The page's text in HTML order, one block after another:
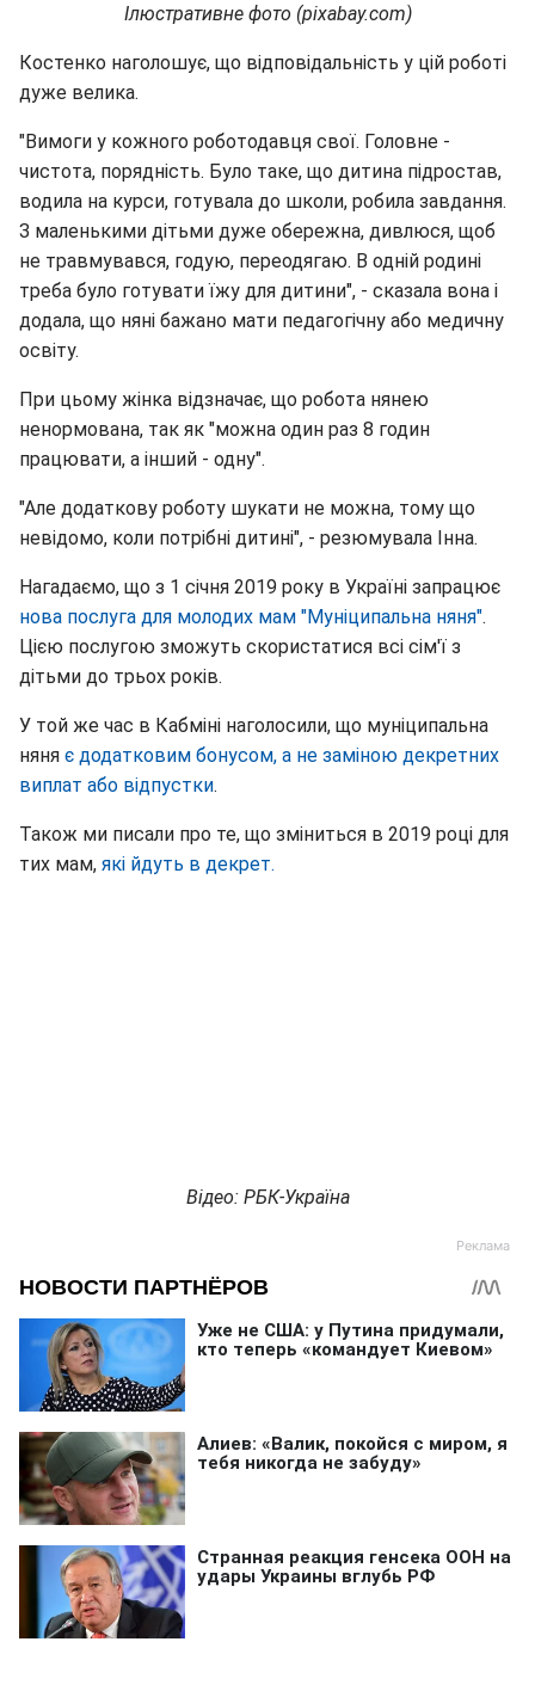
Ілюстративне фото (pixabay.com)
Костенко наголошує, що відповідальність у цій роботі
дуже велика.
"Вимоги у кожного роботодавця свої. Головне -
чистота, порядність. Було таке, що дитина підростав,
водила на курси, готувала до школи, робила завдання.
З маленькими дітьми дуже обережна, дивлюся, щоб
не травмувався, годую, переодягаю. В одній родині
треба було готувати їжу для дитини", - сказала вона і
додала, що няні бажано мати педагогічну або медичну
освіту.
При цьому жінка відзначає, що робота нянею
ненормована, так як "можна один раз 8 годин
працювати, а інший - одну".
"Але додаткову роботу шукати не можна, тому що
невідомо, коли потрібні дитині", - резюмувала Інна.
Нагадаємо, що з 1 січня 2019 року в Україні запрацює
нова послуга для молодих мам "Муніципальна няня".
Цією послугою зможуть скористатися всі сім'ї з
дітьми до трьох років.
У той же час в Кабміні наголосили, що муніципальна
няня є додатковим бонусом, а не заміною декретних
виплат або відпустки.
Також ми писали про те, що зміниться в 2019 році для
тих мам, які йдуть в декрет.
Відео: РБК-Україна